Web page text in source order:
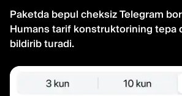
Paketda bepul cheksiz Telegram
Humans tarif konstruktorining tepa
bildirib turadi.